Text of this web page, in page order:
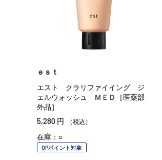
ｅｓｔ
エスト クラリファイイング ジ
ェルウォッシュ ＭＥＤ［医薬部
外品］
5,280 円 （税込）
在庫：○
OPポイント対象